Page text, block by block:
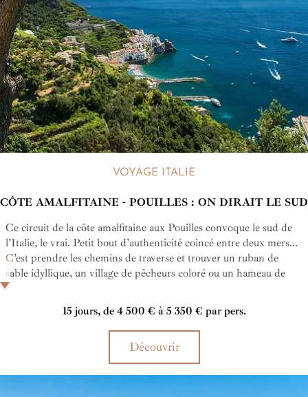
VOYAGE ITALIE
CÔTE AMALFITAINE - POUILLES : ON DIRAIT LE SUD
Ce circuit de la côte amalfitaine aux Pouilles convoque le sud de
l’Italie, le vrai. Petit bout d’authenticité coincé entre deux mers...
C’est prendre les chemins de traverse et trouver un ruban de
sable idyllique, un village de pêcheurs coloré ou un hameau de
pierres qui se fond dans la nature. C’est le chant des cigales,
l’odeur des amandiers. C’est l’éternel été qui jamais ne semble se
15 jours, de 4 500 € à 5 350 € par pers.
Découvrir